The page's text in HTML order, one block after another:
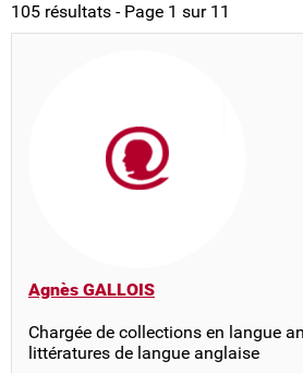
105 résultats - Page 1 sur 11
Agnès GALLOIS
Chargée de collections en langue
littératures de langue anglaise